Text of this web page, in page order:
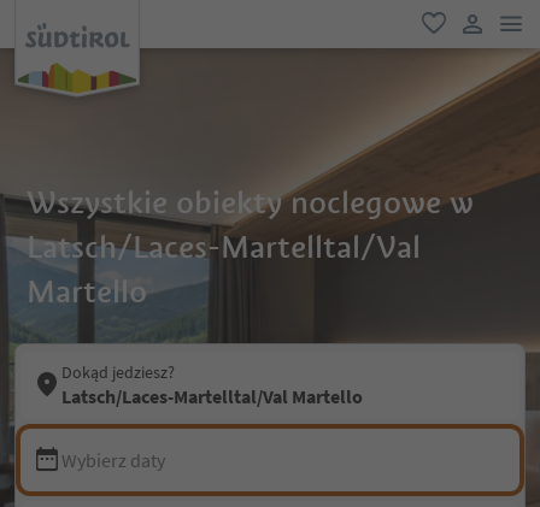
ulubione
link
Wszystkie obiekty noclegowe w
Latsch/Laces-Martelltal/Val
Martello
Dokąd jedziesz?
Latsch/Laces-Martelltal/Val Martello
Wybierz daty